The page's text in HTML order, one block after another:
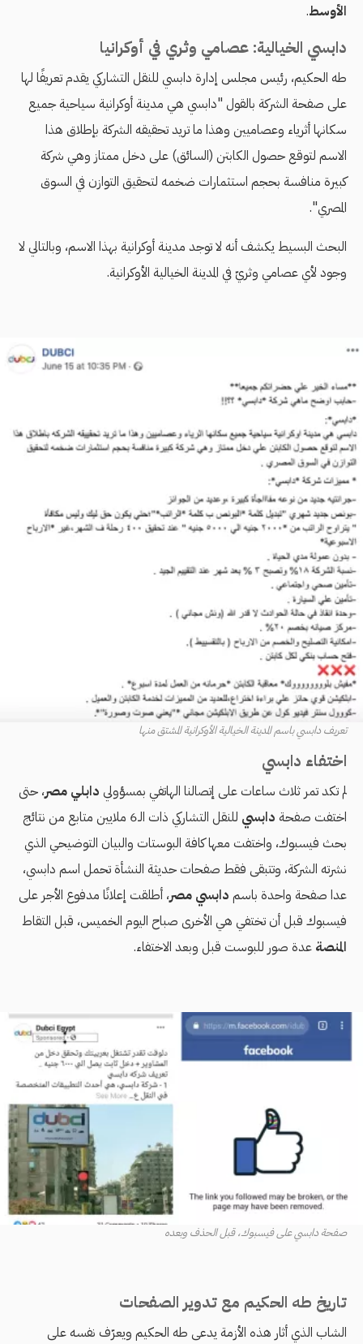
الأوسط.
دابسي الخيالية: عصامي وثري في أوكرانيا
طه الحكيم، رئيس مجلس إدارة دابسي للنقل التشاركي يقدم تعريفًا لها
على صفحة الشركة بالقول "دابسي هي مدينة أوكرانية سياحية جميع
سكانها أثرياء وعصاميين وهذا ما تريد تحقيقه الشركة بإطلاق هذا
الاسم لتوقع حصول الكابتن (السائق) على دخل ممتاز وهي شركة
كبيرة منافسة بحجم استثمارات ضخمه لتحقيق التوازن في السوق
المصري".
البحث البسيط يكشف أنه لا توجد مدينة أوكرانية بهذا الاسم، وبالتالي لا
وجود لأي عصامي وثريّ في المدينة الخيالية الأوكرانية.
تعريف دابسي باسم المدينة الخيالية الأوكرانية المشتق منها
اختفاء دابسي
لم تكد تمر ثلاث ساعات على إتصالنا الهاتفي بمسؤولي دابلي مصر، حتى
اختفت صفحة دابسي
للنقل التشاركي ذات الـ6 ملايين متابع من نتائج
بحث فيسبوك، واختفت معها كافة البوستات والبيان التوضيحي الذي
نشرته الشركة، وتتبقى فقط صفحات حديثة النشأة تحمل اسم دابسي،
عدا صفحة واحدة باسم دابسي مصر، أطلقت إعلانًا مدفوع الأجر على
فيسبوك قبل أن تختفي هي الأخرى صباح اليوم الخميس، قبل التقاط
المنصة عدة صور للبوست قبل وبعد الاختفاء.
صفحة دابسي على فيسبوك، قبل الحذف وبعده
تاريخ طه الحكيم مع تدوير الصفحات
الشاب الذي أثار هذه الأزمة يدعى طه الحكيم ويعرّف نفسه على